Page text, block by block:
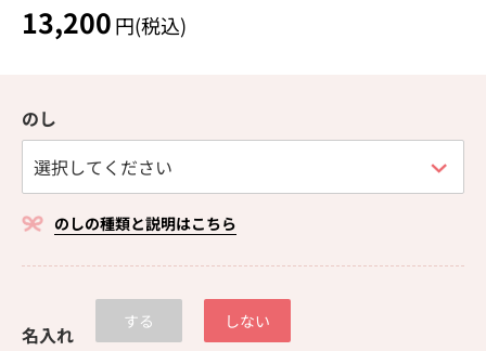
13,200円(税込)
のし
のしの種類と説明はこちら
名入れ
する しない